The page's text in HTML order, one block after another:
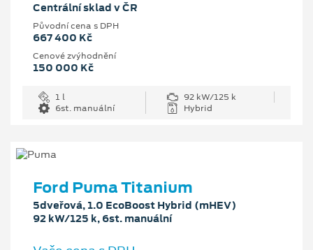
Centrální sklad v ČR
Původní cena s DPH
667 400 Kč
Cenové zvýhodnění
150 000 Kč
1 l
92 kW/125 k
6st. manuální
Hybrid
Ford Puma Titanium
5dveřová, 1.0 EcoBoost Hybrid (mHEV)
92 kW/125 k, 6st. manuální